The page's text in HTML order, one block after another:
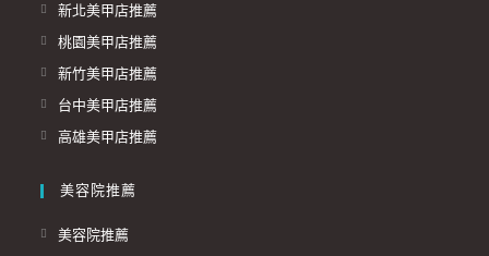
新北美甲店推薦
桃園美甲店推薦
新竹美甲店推薦
台中美甲店推薦
高雄美甲店推薦
美容院推薦
美容院推薦